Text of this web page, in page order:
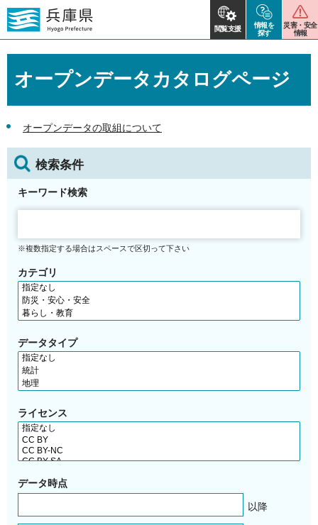
閲覧支援
情報を
探す
災害・安全
情報
オープンデータカタログページ
オープンデータの取組について
検索条件
キーワード検索
※複数指定する場合はスペースで区切って下さい
カテゴリ
データタイプ
ライセンス
データ時点
以降